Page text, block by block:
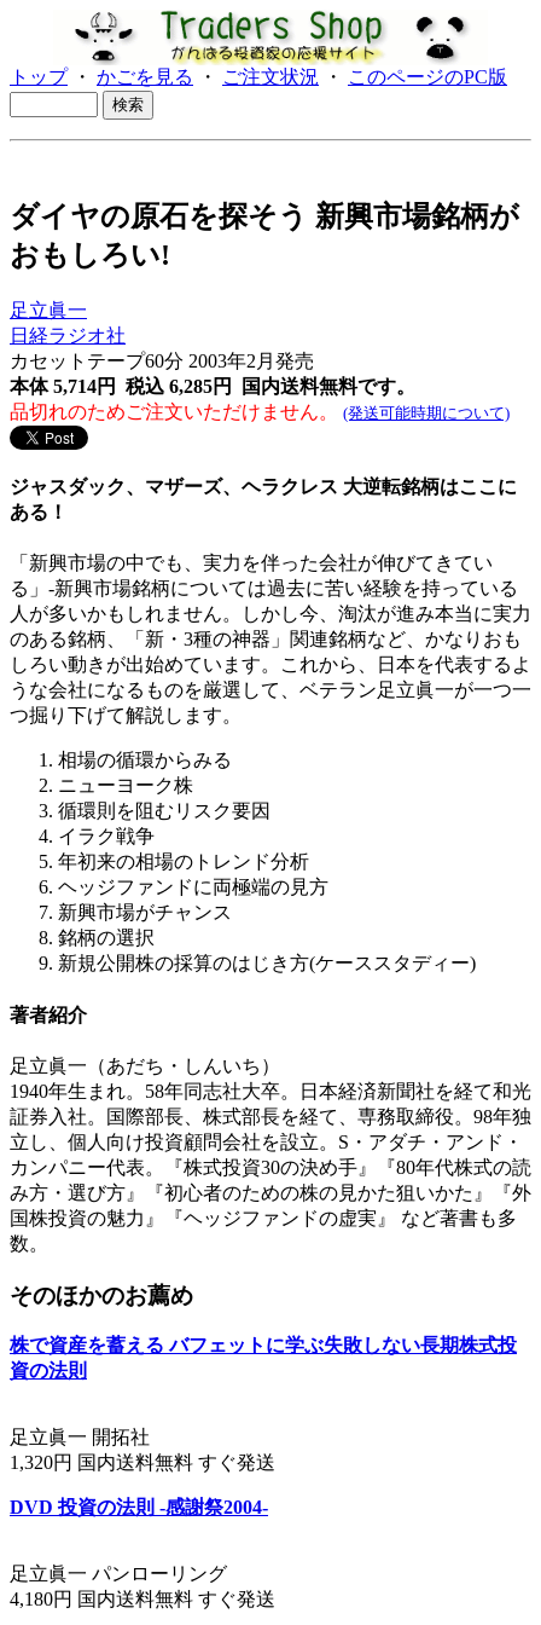
トップ・ かごを見る ・ ご注文状況 ・ このページのPC版
ダイヤの原石を探そう 新興市場銘柄が
おもしろい!
足立眞一
日経ラジオ社
カセットテープ60分 2003年2月発売
本体 5,714円 税込 6,285円
国内送料無料です。
品切れのためご注文いただけません。
(発送可能時期について)
ジャスダック、マザーズ、ヘラクレス 大逆転銘柄はここに
ある！
「新興市場の中でも、実力を伴った会社が伸びてきてい
る」-新興市場銘柄については過去に苦い経験を持っている
人が多いかもしれません。しかし今、淘汰が進み本当に実力
のある銘柄、「新・3種の神器」関連銘柄など、かなりおも
しろい動きが出始めています。これから、日本を代表するよ
うな会社になるものを厳選して、ベテラン足立眞一が一つ一
つ掘り下げて解説します。
相場の循環からみる
ニューヨーク株
循環則を阻むリスク要因
イラク戦争
年初来の相場のトレンド分析
ヘッジファンドに両極端の見方
新興市場がチャンス
銘柄の選択
新規公開株の採算のはじき方(ケーススタディー)
著者紹介
足立眞一（あだち・しんいち）
1940年生まれ。58年同志社大卒。日本経済新聞社を経て和光
証券入社。国際部長、株式部長を経て、専務取締役。98年独
立し、個人向け投資顧問会社を設立。S・アダチ・アンド・
カンパニー代表。『株式投資30の決め手』『80年代株式の読
み方・選び方』『初心者のための株の見かた狙いかた』『外
国株投資の魅力』『ヘッジファンドの虚実』 など著書も多
数。
そのほかのお薦め
株で資産を蓄える バフェットに学ぶ失敗しない長期株式投
資の法則
足立眞一 開拓社
1,320円 国内送料無料 すぐ発送
DVD 投資の法則 -感謝祭2004-
足立眞一 パンローリング
4,180円 国内送料無料 すぐ発送